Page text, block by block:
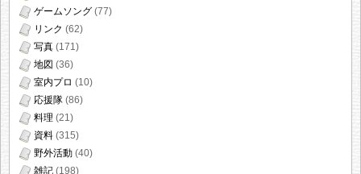
ゲームソング (77)
リンク (62)
写真 (171)
地図 (36)
室内プロ (10)
応援隊 (86)
料理 (21)
資料 (315)
野外活動 (40)
雑記 (198)